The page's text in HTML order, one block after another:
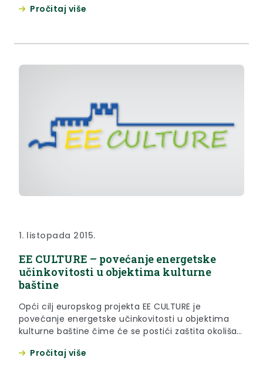
2015. godine te traje 12 mjeseci.
Pročitaj više
1. listopada 2015.
EE CULTURE – povećanje energetske
učinkovitosti u objektima kulturne
baštine
Opći cilj europskog projekta EE CULTURE je
povećanje energetske učinkovitosti u objektima
kulturne baštine čime će se postići zaštita okoliša
području
Pročitaj više